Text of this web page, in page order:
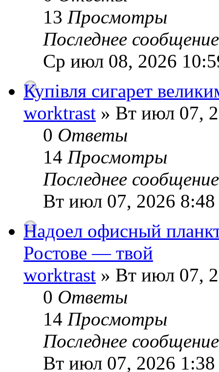
13 Просмотры
Последнее
Ср июл 08, 2026
Купівля сигарет
worktrast » Вт июл 07,
0 Ответы
14 Просмотры
Последнее
Вт июл 07, 2026 8:48
Надоел офисный
Ростове — твой
worktrast » Вт июл 07,
0 Ответы
14 Просмотры
Последнее
Вт июл 07, 2026 1:38